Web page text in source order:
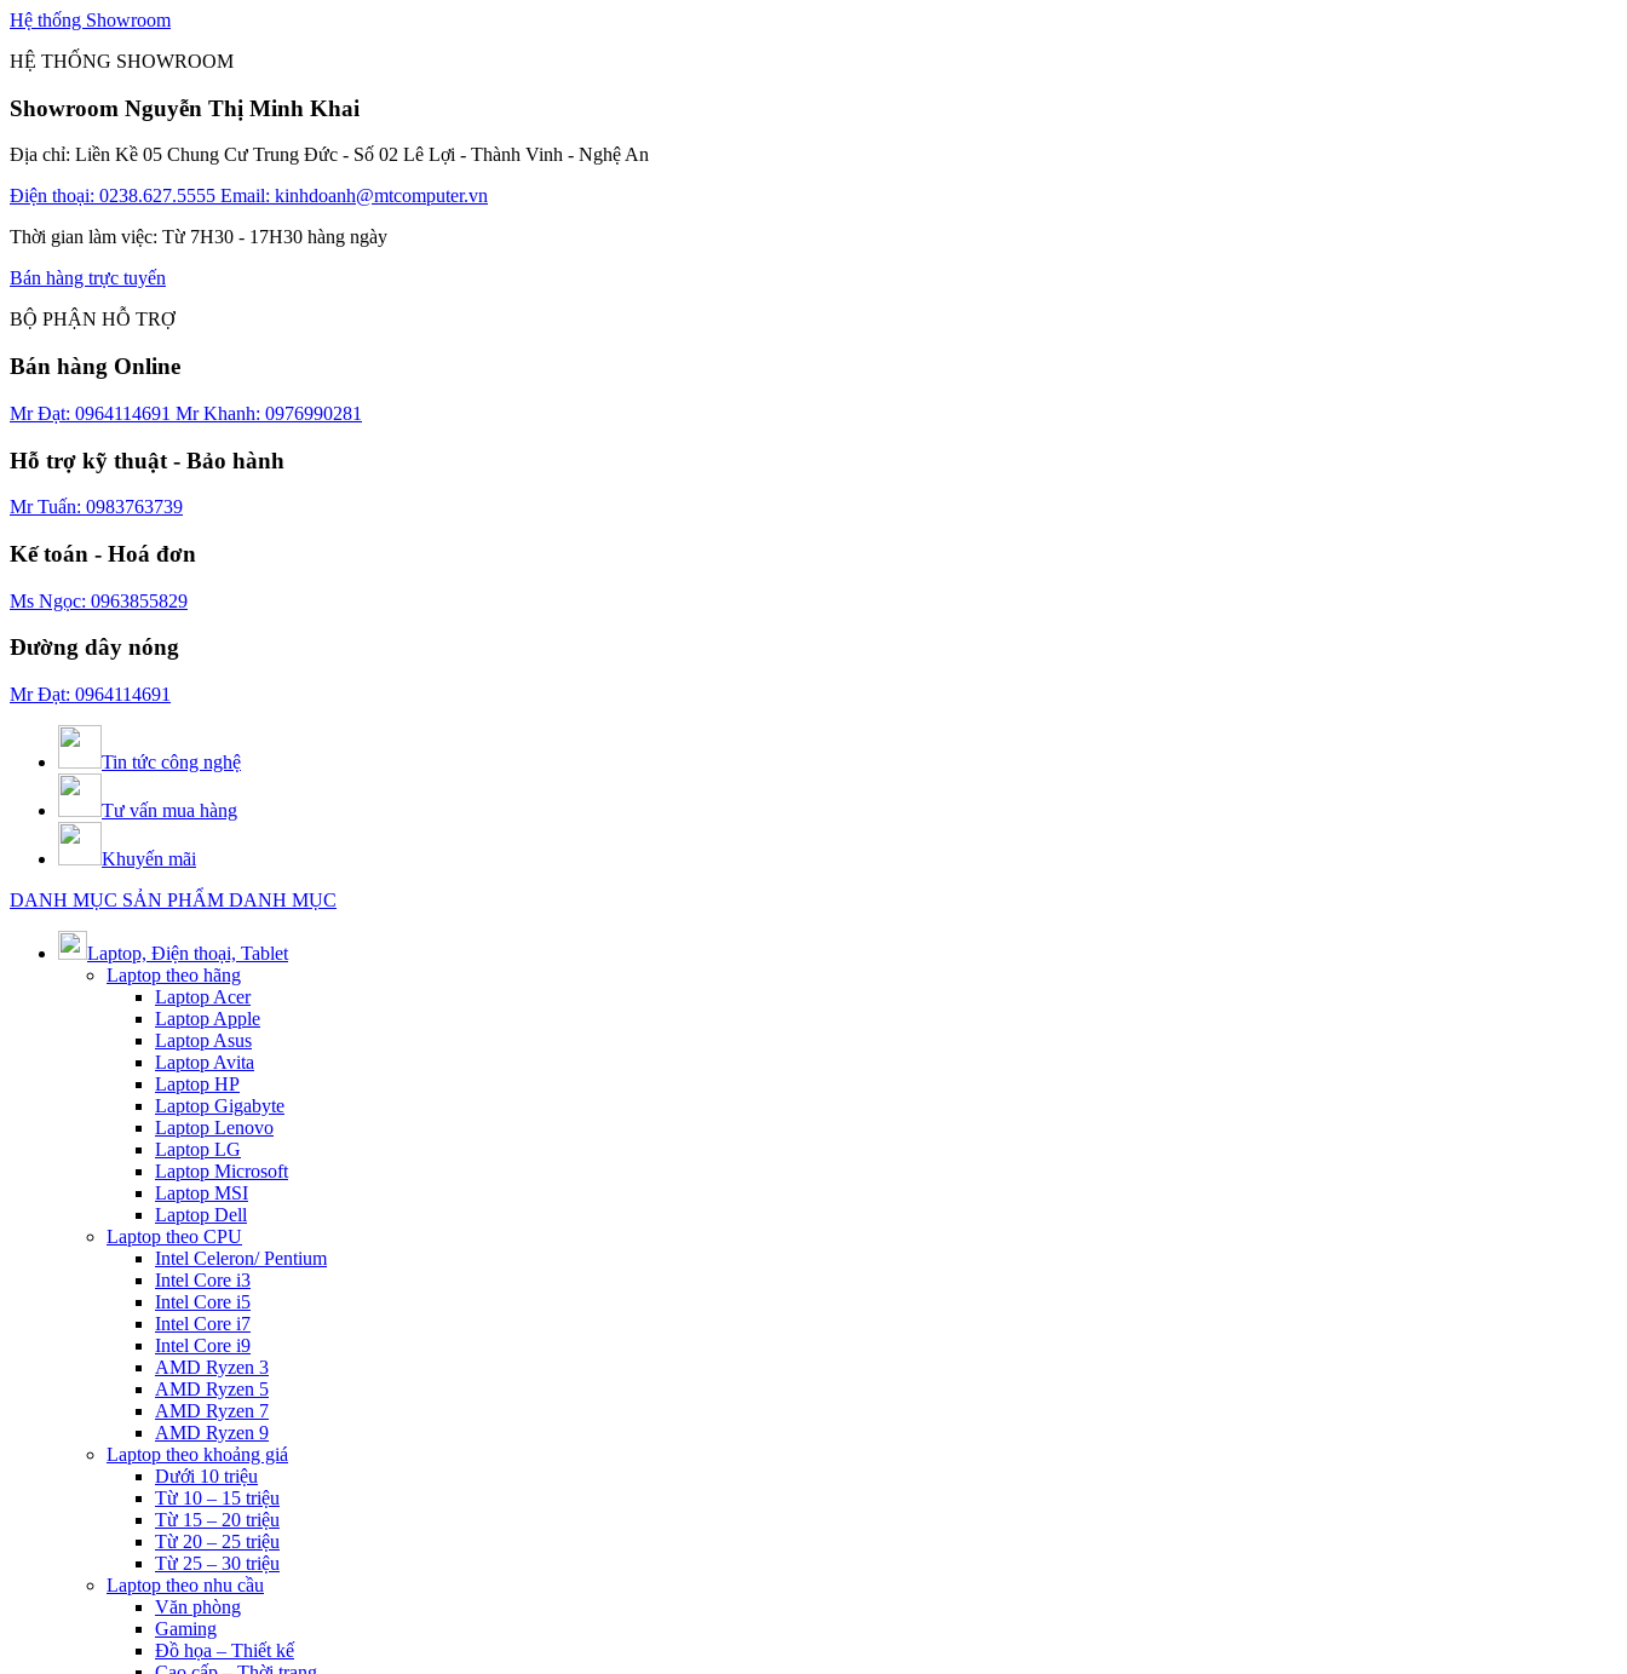
Hệ thống Showroom
HỆ THỐNG SHOWROOM
Showroom Nguyễn Thị Minh Khai
Địa chỉ: Liền Kề 05 Chung Cư Trung Đức - Số 02 Lê Lợi - Thành Vinh - Nghệ An
Điện thoại: 0238.627.5555 Email: kinhdoanh@mtcomputer.vn
Thời gian làm việc: Từ 7H30 - 17H30 hàng ngày
Bán hàng trực tuyến
BỘ PHẬN HỖ TRỢ
Bán hàng Online
Mr Đạt: 0964114691 Mr Khanh: 0976990281
Hỗ trợ kỹ thuật - Bảo hành
Mr Tuấn: 0983763739
Kế toán - Hoá đơn
Ms Ngọc: 0963855829
Đường dây nóng
Mr Đạt: 0964114691
Tin tức công nghệ
Tư vấn mua hàng
Khuyến mãi
DANH MỤC SẢN PHẨM DANH MỤC
Laptop, Điện thoại, Tablet
Laptop theo hãng
Laptop Acer
Laptop Apple
Laptop Asus
Laptop Avita
Laptop HP
Laptop Gigabyte
Laptop Lenovo
Laptop LG
Laptop Microsoft
Laptop MSI
Laptop Dell
Laptop theo CPU
Intel Celeron/ Pentium
Intel Core i3
Intel Core i5
Intel Core i7
Intel Core i9
AMD Ryzen 3
AMD Ryzen 5
AMD Ryzen 7
AMD Ryzen 9
Laptop theo khoảng giá
Dưới 10 triệu
Từ 10 – 15 triệu
Từ 15 – 20 triệu
Từ 20 – 25 triệu
Từ 25 – 30 triệu
Laptop theo nhu cầu
Văn phòng
Gaming
Đồ họa – Thiết kế